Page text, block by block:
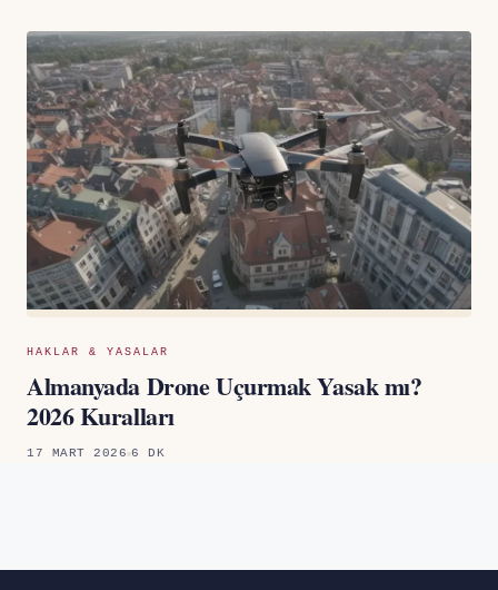
HAKLAR & YASALAR
Almanyada Drone Uçurmak Yasak mı?
2026 Kuralları
17 MART 2026 6 DK